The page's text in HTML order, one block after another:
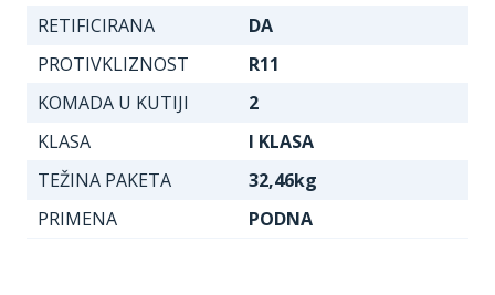
RETIFICIRANA
DA
PROTIVKLIZNOST
R11
KOMADA U KUTIJI
2
KLASA
I KLASA
TEŽINA PAKETA
32,46kg
PRIMENA
PODNA